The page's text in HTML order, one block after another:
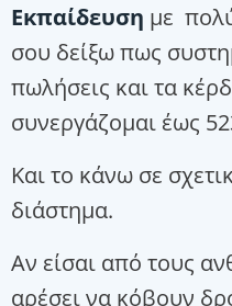
Εκπαίδευση με
σου δείξω πως
πωλήσεις και τα
συνεργάζομαι έως
Και το κάνω σε
διάστημα.
Αν είσαι από τους
αρέσει να κόβουν